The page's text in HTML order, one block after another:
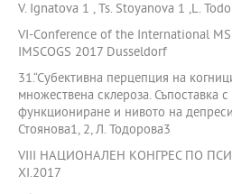
V. Ignatova 1 , Ts. Stoyanova 1 ,L.
VI-Conference of the International
IMSCOGS 2017 Dusseldorf
31.“Субективна перцепция на
множествена склероза. Съпоставка
функциониране и нивото на
Стоянова1, 2, Л. Тодорова3
VIII НАЦИОНАЛЕН КОНГРЕС ПО
XI.2017